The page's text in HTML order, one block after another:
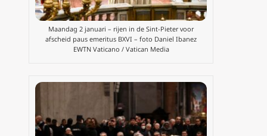
Maandag 2 januari – rijen in de Sint-Pieter voor
afscheid paus emeritus BXVI – foto Daniel Ibanez
EWTN Vaticano / Vatican Media